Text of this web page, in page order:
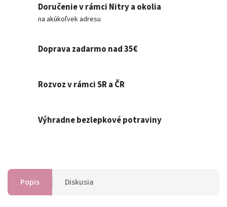
Doručenie v rámci Nitry a okolia
na akúkoľvek adresu
Doprava zadarmo nad 35€
Rozvoz v rámci SR a ČR
Výhradne bezlepkové potraviny
Popis Diskusia